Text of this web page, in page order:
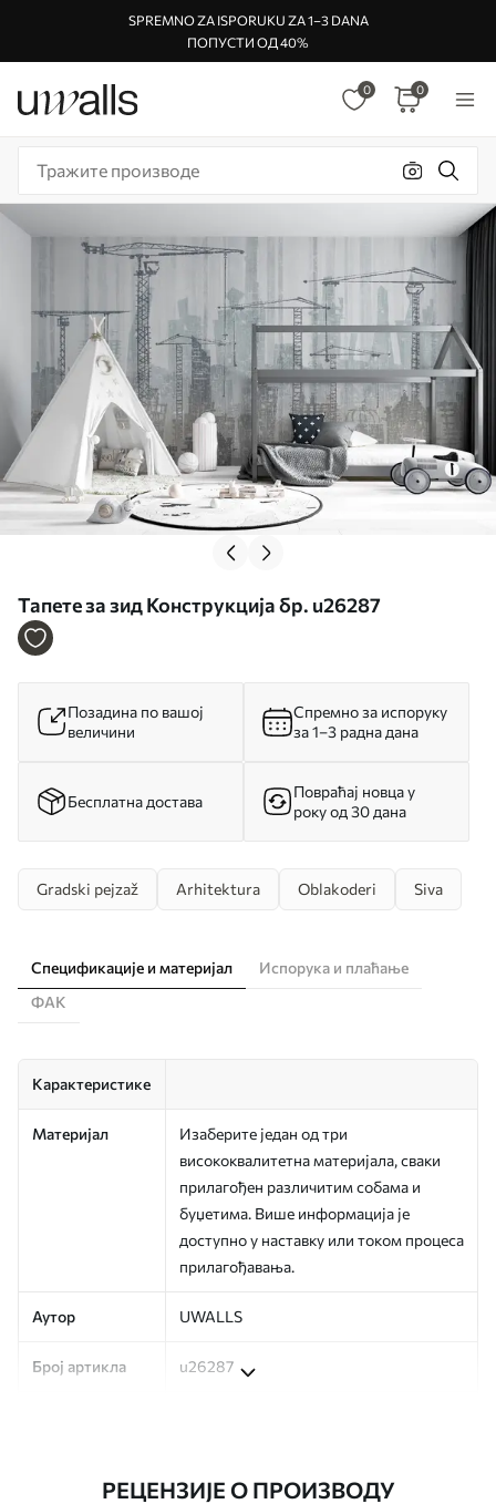
SPREMNO ZA ISPORUKU ZA 1–3 DANA
ПОПУСТИ ОД 40%
0 0
Тапете за зид Конструкција бр. u26287
Позадина по вашој
величини
Спремно за испоруку
за 1–3 радна дана
Бесплатна достава
Повраћај новца у
року од 30 дана
Gradski pejzaž Arhitektura Oblakoderi Siva
Спецификације и материјал
Испорука и плаћање
ФАК
Карактеристике
Материјал
Изаберите један од три
висококвалитетна материјала, сваки
прилагођен различитим собама и
буџетима. Више информација је
доступно у наставку или током процеса
прилагођавања.
Аутор UWALLS
Број артикла u26287
РЕЦЕНЗИЈЕ О ПРОИЗВОДУ